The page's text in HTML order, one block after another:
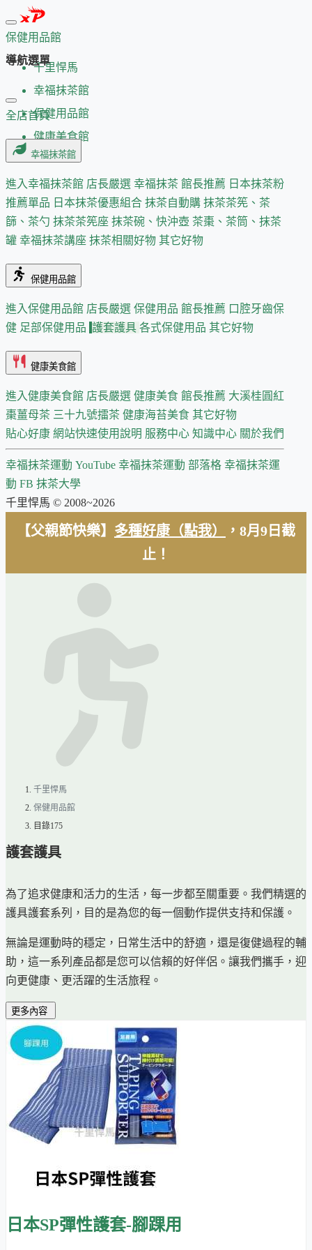
保健用品館
千里悍馬
幸福抹茶館
保健用品館
健康美食館
導航選單
全店首頁
幸福抹茶館
進入幸福抹茶館 店長嚴選 幸福抹茶 館長推薦 日本抹茶粉
推薦單品 日本抹茶優惠組合 抹茶自動購 抹茶茶筅、茶
篩、茶勺 抹茶茶筅座 抹茶碗、快沖壺 茶棗、茶筒、抹茶
罐 幸福抹茶講座 抹茶相關好物 其它好物
保健用品館
進入保健用品館 店長嚴選 保健用品 館長推薦 口腔牙齒保
健 足部保健用品 護套護具 各式保健用品 其它好物
健康美食館
進入健康美食館 店長嚴選 健康美食 館長推薦 大溪桂圓紅
棗薑母茶 三十九號擂茶 健康海苔美食 其它好物
貼心好康 網站快速使用說明 服務中心 知識中心 關於我們
幸福抹茶運動 YouTube 幸福抹茶運動 部落格 幸福抹茶運
動 FB 抹茶大學
千里悍馬 © 2008~2026
【父親節快樂】 多種好康（點我）
，8月9日截
止！
千里悍馬
保健用品館
目錄175
護套護具
為了追求健康和活力的生活，每一步都至關重要。我們精選的
護具護套系列，目的是為您的每一個動作提供支持和保護。
無論是運動時的穩定，日常生活中的舒適，還是復健過程的輔
助，這一系列產品都是您可以信賴的好伴侶。讓我們攜手，迎
向更健康、更活躍的生活旅程。
更多內容
日本SP彈性護套-腳踝用